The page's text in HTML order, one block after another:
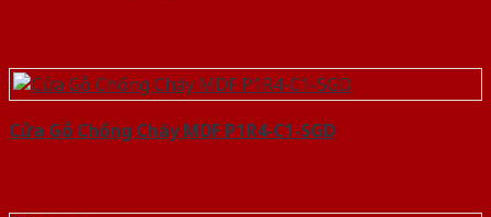
Cửa Gỗ Chống Cháy MDF P1R4-C1-SGD